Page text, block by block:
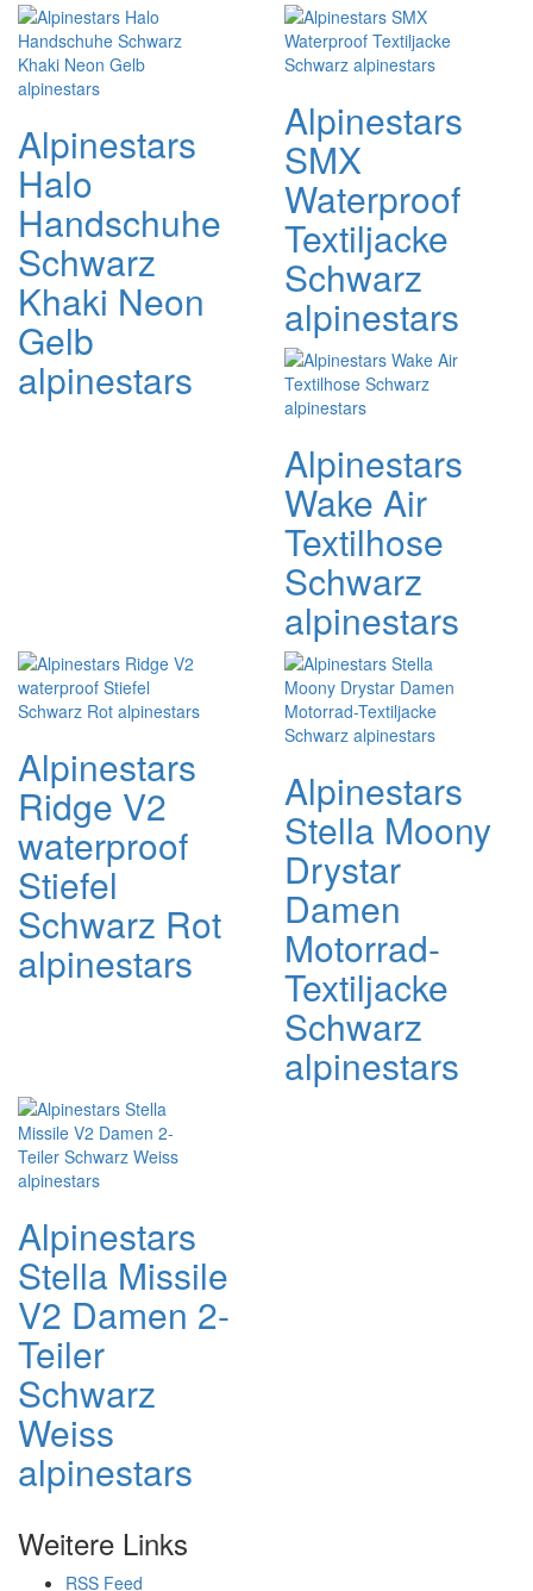
Alpinestars
Halo
Handschuhe
Schwarz
Khaki Neon
Gelb
alpinestars
Alpinestars
SMX
Waterproof
Textiljacke
Schwarz
alpinestars
Alpinestars
Wake Air
Textilhose
Schwarz
alpinestars
Alpinestars
Ridge V2
waterproof
Stiefel
Schwarz Rot
alpinestars
Alpinestars
Stella Moony
Drystar
Damen
Motorrad-
Textiljacke
Schwarz
alpinestars
Alpinestars
Stella Missile
V2 Damen 2-
Teiler
Schwarz
Weiss
alpinestars
Weitere Links
RSS Feed